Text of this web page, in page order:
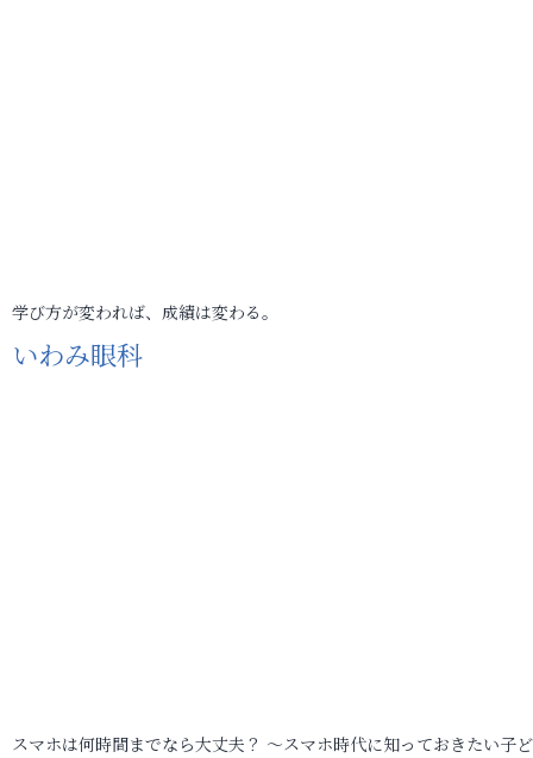
学び方が変われば、成績は変わる。
いわみ眼科
スマホは何時間までなら大丈夫？ ～スマホ時代に知っておきたい子